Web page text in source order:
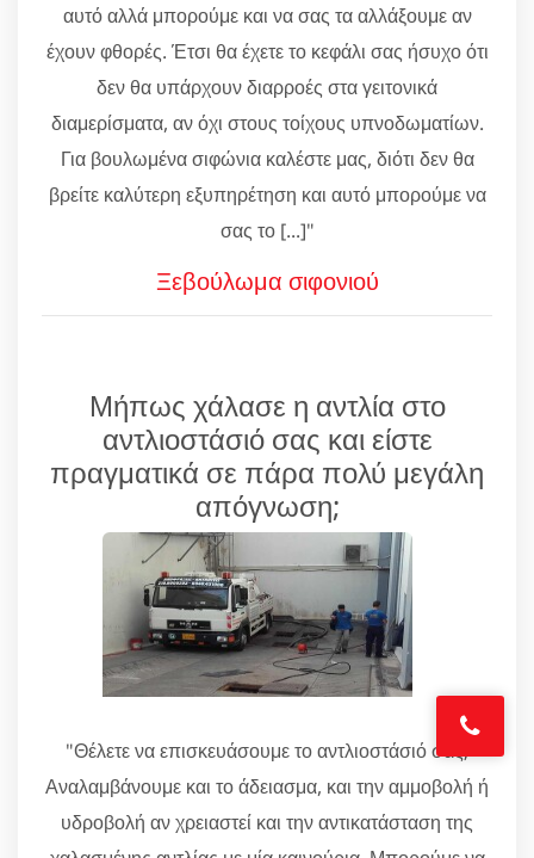
αυτό αλλά μπορούμε και να σας τα αλλάξουμε αν
έχουν φθορές. Έτσι θα έχετε το κεφάλι σας ήσυχο ότι
δεν θα υπάρχουν διαρροές στα γειτονικά
διαμερίσματα, αν όχι στους τοίχους υπνοδωματίων.
Για βουλωμένα σιφώνια καλέστε μας, διότι δεν θα
βρείτε καλύτερη εξυπηρέτηση και αυτό μπορούμε να
σας το [...]"
Ξεβούλωμα σιφονιού
Μήπως χάλασε η αντλία στο
αντλιοστάσιό σας και είστε
πραγματικά σε πάρα πολύ μεγάλη
απόγνωση;
"Θέλετε να επισκευάσουμε το αντλιοστάσιό σας;
Αναλαμβάνουμε και το άδειασμα, και την αμμοβολή ή
υδροβολή αν χρειαστεί και την αντικατάσταση της